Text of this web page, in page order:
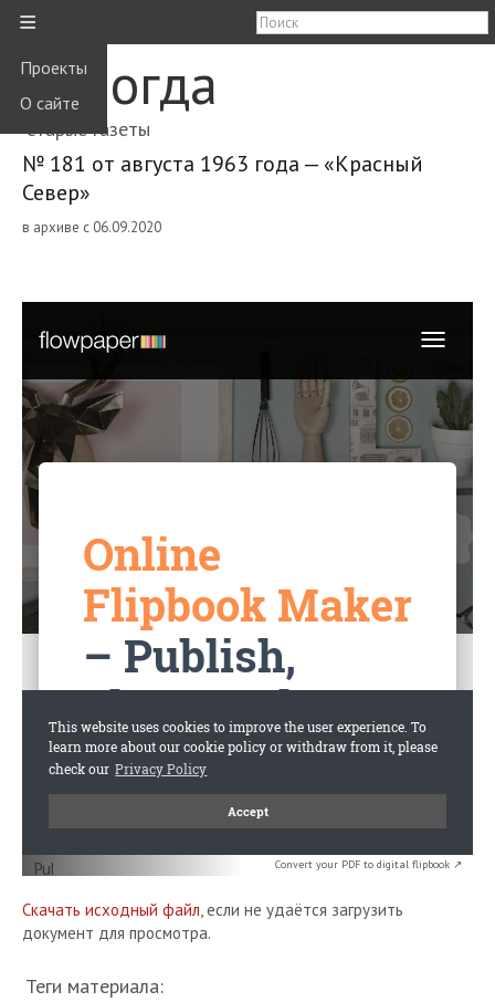
≡
Проекты
О сайте
Вологда
старые газеты
№ 181 от августа 1963 года — «Красный
Север»
в архиве с 06.09.2020
Convert your PDF to digital flipbook ↗
Скачать исходный файл, если не удаётся загрузить
документ для просмотра.
Теги материала: